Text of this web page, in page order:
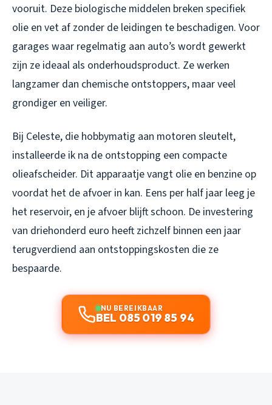
vooruit. Deze biologische middelen breken specifiek
olie en vet af zonder de leidingen te beschadigen. Voor
garages waar regelmatig aan auto’s wordt gewerkt
zijn ze ideaal als onderhoudsproduct. Ze werken
langzamer dan chemische ontstoppers, maar veel
grondiger en veiliger.
Bij Celeste, die hobbymatig aan motoren sleutelt,
installeerde ik na de ontstopping een compacte
olieafscheider. Dit apparaatje vangt olie en benzine op
voordat het de afvoer in kan. Eens per half jaar leeg je
het reservoir, en je afvoer blijft schoon. De investering
van driehonderd euro heeft zichzelf binnen een jaar
terugverdiend aan ontstoppingskosten die ze
bespaarde.
NU BEREIKBAAR
BEL 085 019 85 94